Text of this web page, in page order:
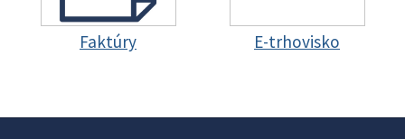
Faktúry E-trhovisko